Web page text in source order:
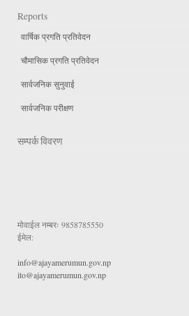
Reports
वार्षिक प्रगति प्रतिवेदन
चौमासिक प्रगति प्रतिवेदन
सार्वजनिक सुनुवाई
सार्वजनिक परीक्षण
सम्पर्क विवरण
मोवाईल नम्बरः 9858785550
ईमेल:
info@ajayamerumun.gov.np
ito@ajayamerumun.gov.np